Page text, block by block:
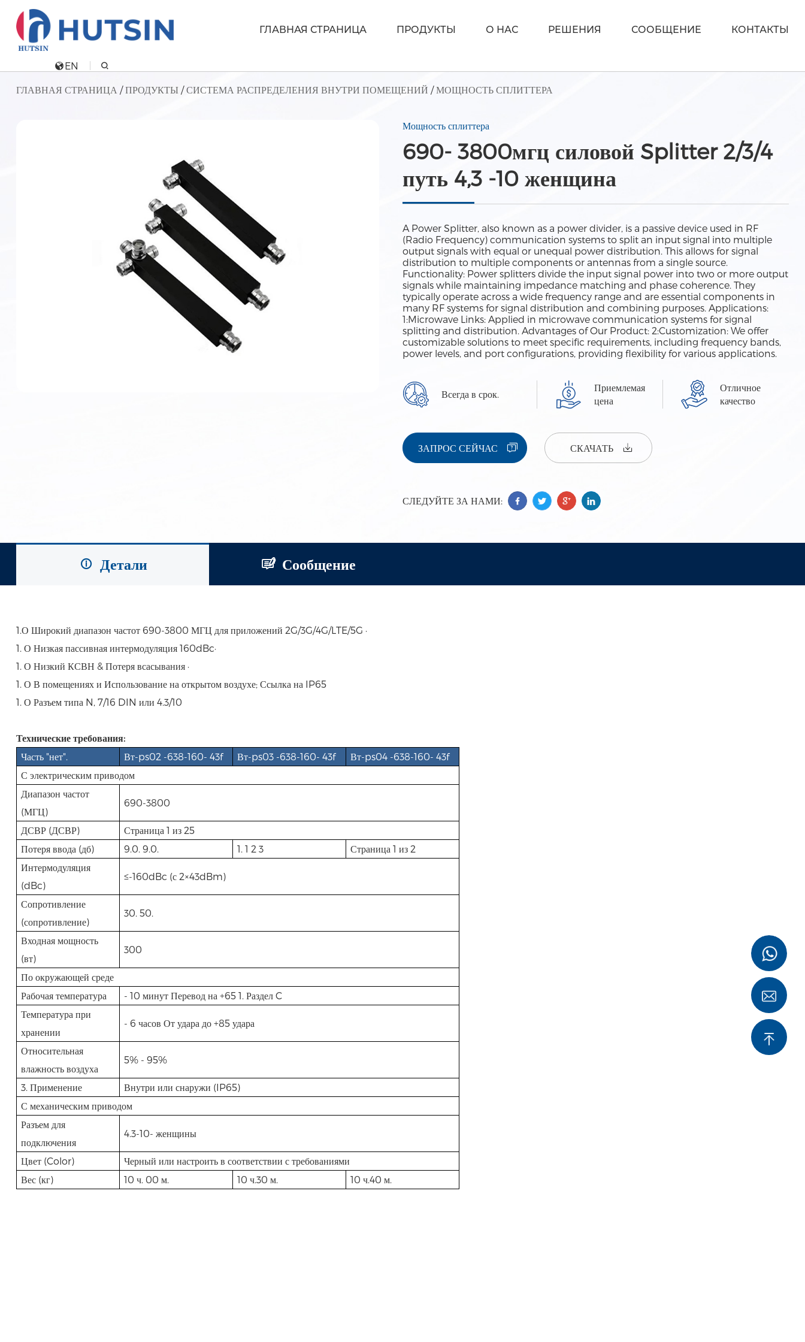
ГЛАВНАЯ СТРАНИЦА ПРОДУКТЫ О НАС РЕШЕНИЯ СООБЩЕНИЕ КОНТАКТЫ
EN
ГЛАВНАЯ СТРАНИЦА /ПРОДУКТЫ/СИСТЕМА РАСПРЕДЕЛЕНИЯ ВНУТРИ ПОМЕЩЕНИЙ /МОЩНОСТЬ СПЛИТТЕРА
Мощность сплиттера
690- 3800мгц силовой Splitter 2/3/4
путь 4,3 -10 женщина
A Power Splitter, also known as a power divider, is a passive device used in RF
(Radio Frequency) communication systems to split an input signal into multiple
output signals with equal or unequal power distribution. This allows for signal
distribution to multiple components or antennas from a single source.
Functionality: Power splitters divide the input signal power into two or more output
signals while maintaining impedance matching and phase coherence. They
typically operate across a wide frequency range and are essential components in
many RF systems for signal distribution and combining purposes. Applications:
1:Microwave Links: Applied in microwave communication systems for signal
splitting and distribution. Advantages of Our Product: 2:Customization: We offer
customizable solutions to meet specific requirements, including frequency bands,
power levels, and port configurations, providing flexibility for various applications.
Всегда в срок.
Приемлемая
цена
Отличное
качество
ЗАПРОС СЕЙЧАС СКАЧАТЬ
СЛЕДУЙТЕ ЗА НАМИ:
Детали Сообщение
1.О Широкий диапазон частот 690-3800 МГЦ для приложений 2G/3G/4G/LTE/5G ·
1. О Низкая пассивная интермодуляция 160dBc·
1. О Низкий КСВН & Потеря всасывания ·
1. О В помещениях и Использование на открытом воздухе; Ссылка на IP65
1. О Разъем типа N, 7/16 DIN или 4.3/10
Технические требования:
Часть "нет".
Вт-ps02 -638-160- 43f Вт-ps03 -638-160- 43f
Вт-ps04 -638-160- 43f
С электрическим приводом
Диапазон частот
(МГЦ)
690-3800
ДСВР (ДСВР)
Страница 1 из 25
Потеря ввода (дб)
9.0. 9.0. 1. 1 2 3
Страница 1 из 2
Интермодуляция
(dBc)
≤-160dBc (с 2×43dBm)
Сопротивление
(сопротивление)
30. 50.
Входная мощность
(вт)
300
По окружающей среде
Рабочая температура
- 10 минут Перевод на +65 1. Раздел C
Температура при
хранении
- 6 часов От удара до +85 удара
Относительная
влажность воздуха
5% - 95%
3. Применение
Внутри или снаружи (IP65)
С механическим приводом
Разъем для
подключения
4.3-10- женщины
Цвет (Color)
Черный или настроить в соответствии с требованиями
Вес (кг)
10 ч. 00 м. 10 ч.30 м. 10 ч.40 м.